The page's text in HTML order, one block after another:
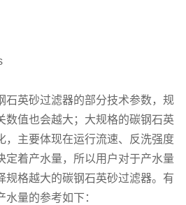
石英砂过滤器的部分技术参数，规
数值也会越大；大规格的碳钢石英
，主要体现在运行流速、反洗强度
定着产水量，所以用户对于产水量
规格越大的碳钢石英砂过滤器。有
量的参考如下：